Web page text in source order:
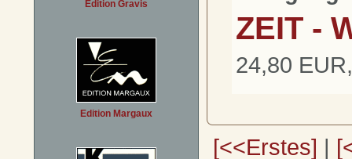
Edition Gravis
Edition Margaux
ZEIT -
24,80
[<<Erstes] |